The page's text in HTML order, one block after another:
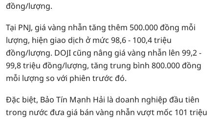
đồng/lượng.
Tại PNJ, giá vàng nhẫn tăng thêm 500.000 đồng mỗi
lượng, hiện giao dịch ở mức 98,6 - 100,4 triệu
đồng/lượng. DOJI cũng nâng giá vàng nhẫn lên 99,2 -
99,8 triệu đồng/lượng, tăng trung bình 800.000 đồng
mỗi lượng so với phiên trước đó.
Đặc biệt, Bảo Tín Mạnh Hải là doanh nghiệp đầu tiên
trong nước đưa giá bán vàng nhẫn vượt mốc 101 triệu